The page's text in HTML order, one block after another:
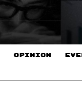
OPINION